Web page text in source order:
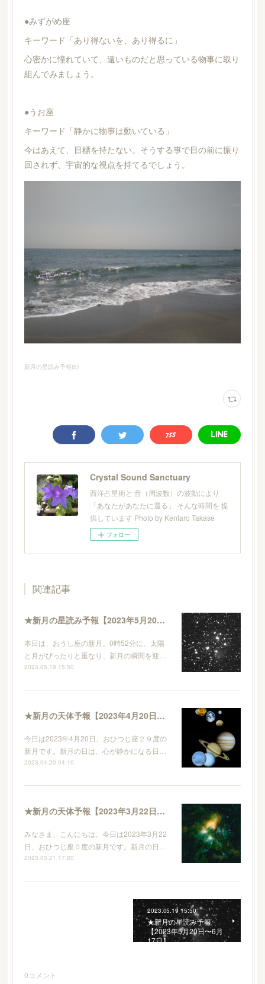
●みずがめ座
キーワード「あり得ないを、あり得るに」
心密かに憧れていて、遠いものだと思っている物事に取り
組んでみましょう。
●うお座
キーワード「静かに物事は動いている」
今はあえて、目標を持たない。そうする事で目の前に振り
回されず、宇宙的な視点を持てるでしょう。
新月の星読み予報(6)
Crystal Sound Sanctuary
西洋占星術と 音（周波数）の波動により
「あなたがあなたに還る」 そんな時間を 提
供しています Photo by Kentaro Takase
フォロー
関連記事
★新月の星読み予報【2023年5月20日〜6月17日】
本日は、おうし座の新月。0時52分に、太陽
と月がぴったりと重なり、新月の瞬間を迎…
2023.05.19 15:50
★新月の天体予報【2023年4月20日〜2023年5月19日】
今日は2023年4月20日、おひつじ座２９度の
新月です。新月の日は、心が静かになる日…
2023.04.20 04:10
★新月の天体予報【2023年3月22日〜2023年4月19日】
みなさま、こんにちは。今日は2023年3月22
日、おひつじ座０度の新月です。新月の日…
2023.03.21 17:20
2023.05.19 15:50
★新月の星読み予報
【2023年5月20日〜6月
17日】
0コメント